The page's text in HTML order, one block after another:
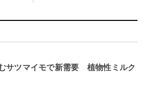
サツマイモで新需要 植物性ミルク